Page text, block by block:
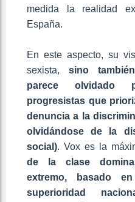
medida la realidad
España.
En este aspecto, su
sexista, sino
parece olvidado
progresistas que
denuncia a la
olvidándose de la
social). Vox es la
de la clase
extremo, basado
superioridad